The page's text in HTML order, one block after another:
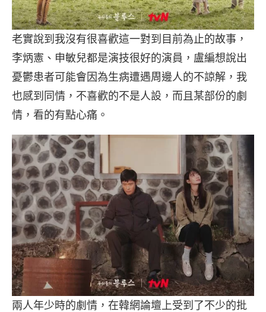
老實說到我沒有很喜歡這一對到目前為止的故事，
李炳憲、申敏兒都是演技很好的演員，盧編想說出
憂鬱患者可能會因為生病遭遇周邊人的不諒解，我
也感到同情，不喜歡的不是人設，而且某部份的劇
情，看的有點心痛。
兩人年少時的劇情，在韓網論壇上受到了不少的批